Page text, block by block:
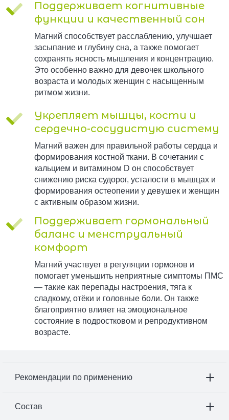
Поддерживает когнитивные
функции и качественный сон
Магний способствует расслаблению, улучшает
засыпание и глубину сна, а также помогает
сохранять ясность мышления и концентрацию.
Это особенно важно для девочек школьного
возраста и молодых женщин с насыщенным
ритмом жизни.
Укрепляет мышцы, кости и
сердечно-сосудистую систему
Магний важен для правильной работы сердца и
формирования костной ткани. В сочетании с
кальцием и витамином D он способствует
снижению риска судорог, усталости в мышцах и
формирования остеопении у девушек и женщин
с активным образом жизни.
Поддерживает гормональный
баланс и менструальный
комфорт
Магний участвует в регуляции гормонов и
помогает уменьшить неприятные симптомы ПМС
— такие как перепады настроения, тяга к
сладкому, отёки и головные боли. Он также
благоприятно влияет на эмоциональное
состояние в подростковом и репродуктивном
возрасте.
Рекомендации по применению
Состав